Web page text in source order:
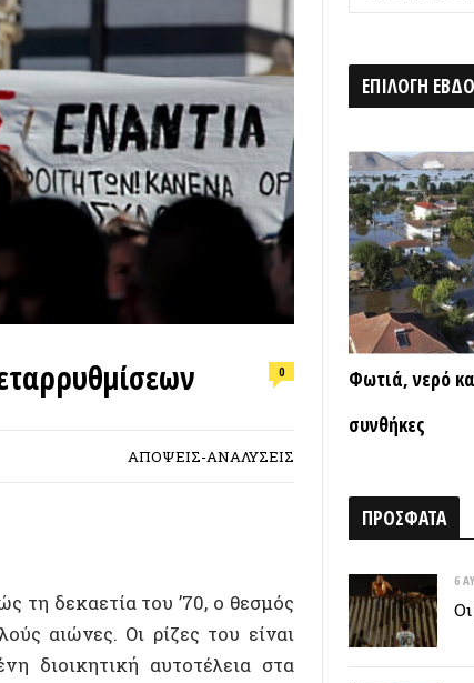
ΑΠΟΨΕΙΣ-ΑΝΑΛΥΣΕΙΣ
Οι ρίζες του είναι
και αργότερα θα
γεννιέται
δεν είναι πλέον
ΕΠΙΛΟΓΗ ΕΒΔΟΜΑΔΑΣ
Φωτιά, νερό και άνθρωπος
Οι μετανάστες
5 ΑΥΓΟΎΣΤΟΥ 2026
Ο Αγώνας για
απόπειρα